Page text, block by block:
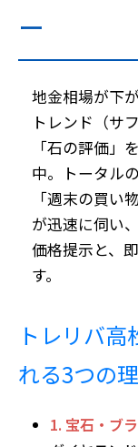
ー
地金相場が下
トレンド（サ
「石の評価」
中。トータル
「週末の買い
が迅速に伺い
価格提示と、
す。
トレリバ
れる3つの
1. 宝石・ブ